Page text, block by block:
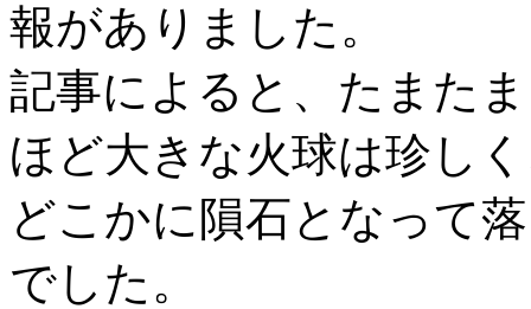
報がありました。
記事によると、たまた
ほど大きな火球は珍し
どこかに隕石となって
でした。